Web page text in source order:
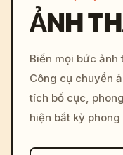
ẢNH
Biến mọi bức ảnh
Công cụ chuyển
tích bố cục,
hiện bất kỳ